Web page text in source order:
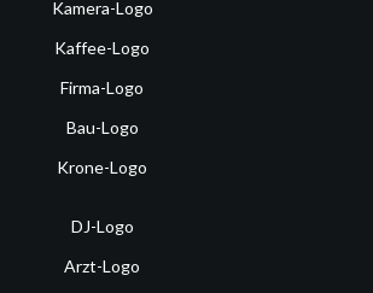
Kamera-Logo
Kaffee-Logo
Firma-Logo
Bau-Logo
Krone-Logo
DJ-Logo
Arzt-Logo